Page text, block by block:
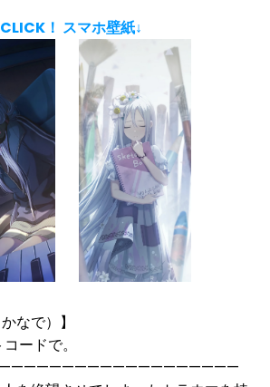
！ スマホ壁紙↓
なで）】
ードで。